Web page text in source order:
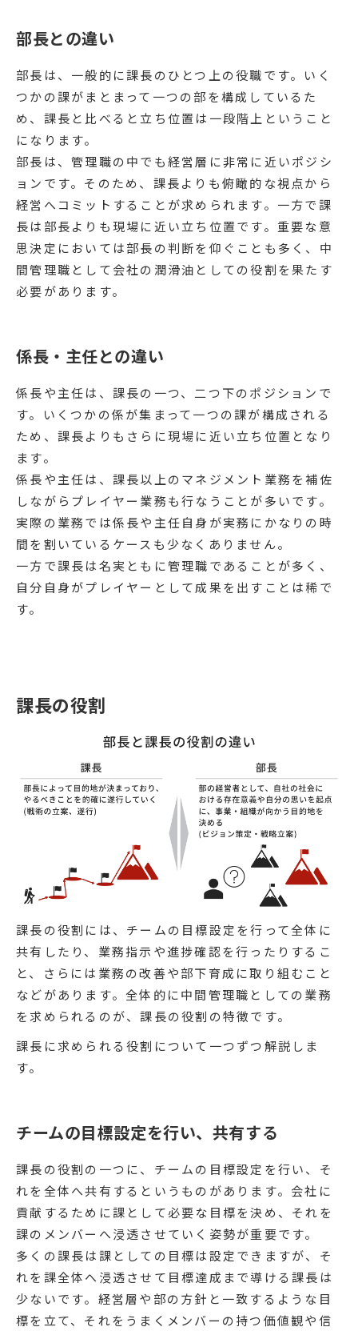
部長との違い
部長は、一般的に課長のひとつ上の役職です。いく
つかの課がまとまって一つの部を構成しているた
め、課長と比べると立ち位置は一段階上ということ
になります。
部長は、管理職の中でも経営層に非常に近いポジシ
ョンです。そのため、課長よりも俯瞰的な視点から
経営へコミットすることが求められます。一方で課
長は部長よりも現場に近い立ち位置です。重要な意
思決定においては部長の判断を仰ぐことも多く、中
間管理職として会社の潤滑油としての役割を果たす
必要があります。
係長・主任との違い
係長や主任は、課長の一つ、二つ下のポジションで
す。いくつかの係が集まって一つの課が構成される
ため、課長よりもさらに現場に近い立ち位置となり
ます。
係長や主任は、課長以上のマネジメント業務を補佐
しながらプレイヤー業務も行なうことが多いです。
実際の業務では係長や主任自身が実務にかなりの時
間を割いているケースも少なくありません。
一方で課長は名実ともに管理職であることが多く、
自分自身がプレイヤーとして成果を出すことは稀で
す。
課長の役割
課長の役割には、チームの目標設定を行って全体に
共有したり、業務指示や進捗確認を行ったりするこ
と、さらには業務の改善や部下育成に取り組むこと
などがあります。全体的に中間管理職としての業務
を求められるのが、課長の役割の特徴です。
課長に求められる役割について一つずつ解説しま
す。
チームの目標設定を行い、共有する
課長の役割の一つに、チームの目標設定を行い、そ
れを全体へ共有するというものがあります。会社に
貢献するために課として必要な目標を決め、それを
課のメンバーへ浸透させていく姿勢が重要です。
多くの課長は課としての目標は設定できますが、そ
れを課全体へ浸透させて目標達成まで導ける課長は
少ないです。経営層や部の方針と一致するような目
標を立て、それをうまくメンバーの持つ価値観や信